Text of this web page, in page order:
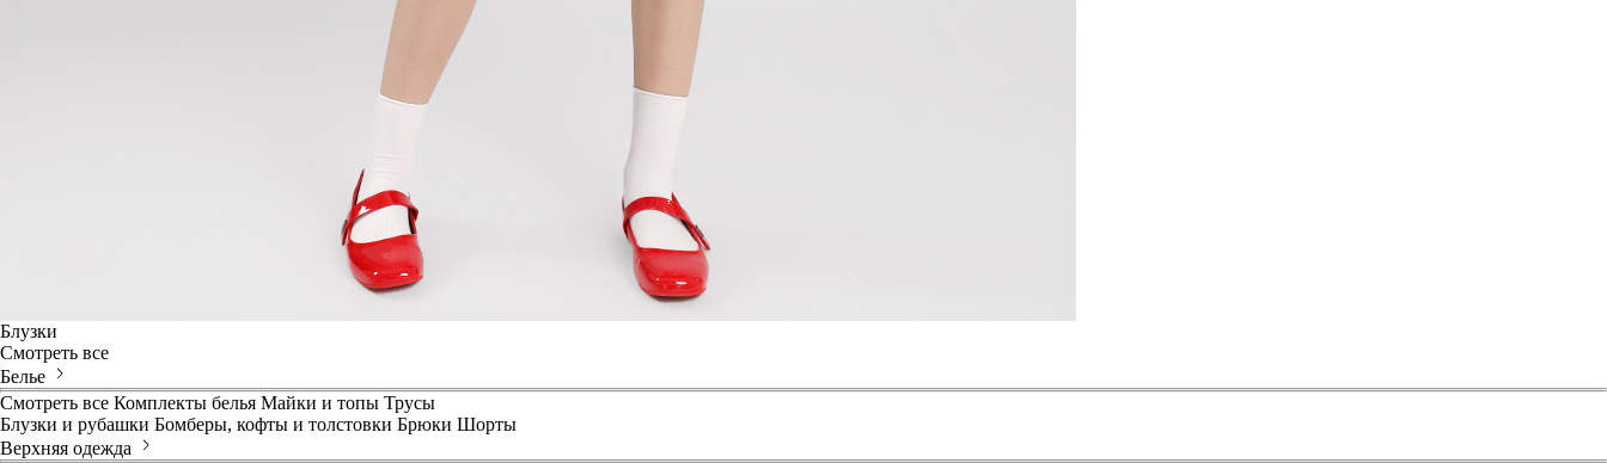
Блузки
Смотреть все
Белье
Смотреть все Комплекты белья Майки и топы Трусы
Блузки и рубашки Бомберы, кофты и толстовки Брюки Шорты
Верхняя одежда